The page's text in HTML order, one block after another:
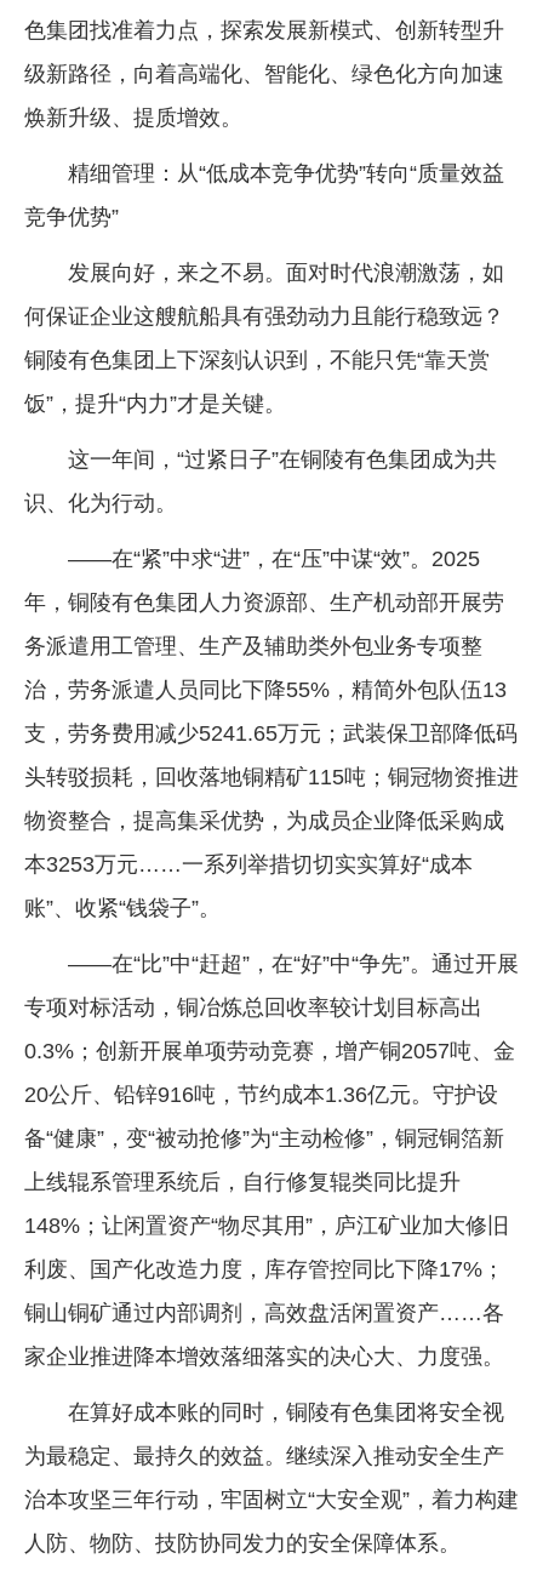
色集团找准着力点，探索发展新模式、创新转型升
级新路径，向着高端化、智能化、绿色化方向加速
焕新升级、提质增效。
精细管理：从“低成本竞争优势”转向“质量效益
竞争优势”
发展向好，来之不易。面对时代浪潮激荡，如
何保证企业这艘航船具有强劲动力且能行稳致远？
铜陵有色集团上下深刻认识到，不能只凭“靠天赏
饭”，提升“内力”才是关键。
这一年间，“过紧日子”在铜陵有色集团成为共
识、化为行动。
——在“紧”中求“进”，在“压”中谋“效”。2025
年，铜陵有色集团人力资源部、生产机动部开展劳
务派遣用工管理、生产及辅助类外包业务专项整
治，劳务派遣人员同比下降55%，精简外包队伍13
支，劳务费用减少5241.65万元；武装保卫部降低码
头转驳损耗，回收落地铜精矿115吨；铜冠物资推进
物资整合，提高集采优势，为成员企业降低采购成
本3253万元……一系列举措切切实实算好“成本
账”、收紧“钱袋子”。
——在“比”中“赶超”，在“好”中“争先”。通过开展
专项对标活动，铜冶炼总回收率较计划目标高出
0.3%；创新开展单项劳动竞赛，增产铜2057吨、金
20公斤、铅锌916吨，节约成本1.36亿元。守护设
备“健康”，变“被动抢修”为“主动检修”，铜冠铜箔新
上线辊系管理系统后，自行修复辊类同比提升
148%；让闲置资产“物尽其用”，庐江矿业加大修旧
利废、国产化改造力度，库存管控同比下降17%；
铜山铜矿通过内部调剂，高效盘活闲置资产……各
家企业推进降本增效落细落实的决心大、力度强。
在算好成本账的同时，铜陵有色集团将安全视
为最稳定、最持久的效益。继续深入推动安全生产
治本攻坚三年行动，牢固树立“大安全观”，着力构建
人防、物防、技防协同发力的安全保障体系。